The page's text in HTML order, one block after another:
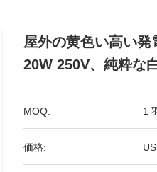
屋外の黄色い高い発
20W 250V、純粋な
MOQ: 1
価格: